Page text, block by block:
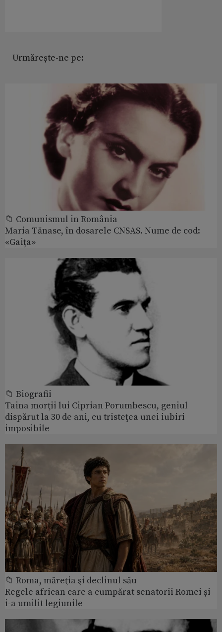
Urmărește-ne pe:
📁 Comunismul in România
Maria Tănase, în dosarele CNSAS. Nume de cod:
«Gaița»
📁 Biografii
Taina morţii lui Ciprian Porumbescu, geniul
dispărut la 30 de ani, cu tristeţea unei iubiri
imposibile
📁 Roma, măreţia şi declinul său
Regele african care a cumpărat senatorii Romei și
i-a umilit legiunile